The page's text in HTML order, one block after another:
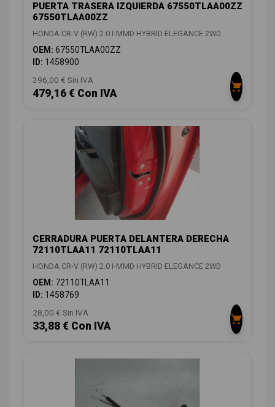
PUERTA TRASERA IZQUIERDA 67550TLAA00ZZ
67550TLAA00ZZ
HONDA CR-V (RW) 2.0 I-MMD HYBRID ELEGANCE 2WD
OEM: 67550TLAA00ZZ
ID: 1458900
396,00 € Sin IVA
479,16 € Con IVA
CERRADURA PUERTA DELANTERA DERECHA
72110TLAA11 72110TLAA11
HONDA CR-V (RW) 2.0 I-MMD HYBRID ELEGANCE 2WD
OEM: 72110TLAA11
ID: 1458769
28,00 € Sin IVA
33,88 € Con IVA